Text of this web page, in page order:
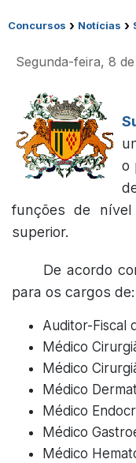
Concursos › Notícias ›
Segunda-feira, 8
o
funções de
superior.
De acordo
para os cargos de:
Auditor-Fiscal
Médico
Médico
Médico
Médico
Médico
Médico